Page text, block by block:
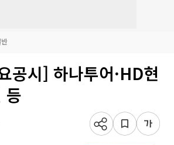
공시] 하나투어·HD현
등